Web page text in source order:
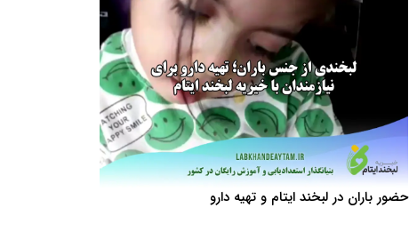
حضور باران در لبخند ایتام و تهیه دارو